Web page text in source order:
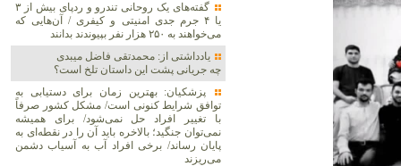
گفته‌های یک روحانی تندرو و ردپای بیش از ۳
یا ۴ جرم جدی امنیتی و کیفری / آن‌هایی که
می‌خواهند به ۲۵۰ هزار نفر بپیوندند بدانند
یادداشتی از: محمدتقی فاضل میبدی
چه جریانی پشت این داستان تلخ است؟
پزشکیان‌: بهترین زمان برای دستیابی به
توافق شرایط کنونی است/ مشکل کشور صرفاً
با تغییر افراد حل نمی‌شود/ برای همیشه
نمی‌توان جنگید؛ بالاخره باید آن را در نقطه‌ای به
پایان رساند/ برخی افراد آب به آسیاب دشمن
می‌ریزند